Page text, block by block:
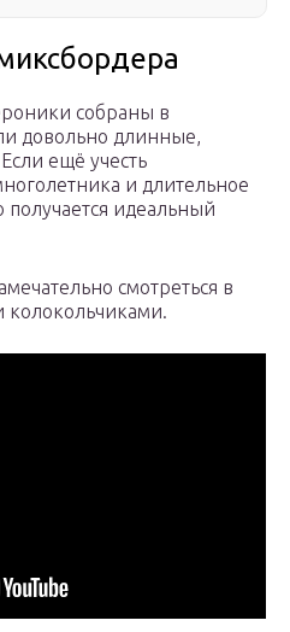
собраны в
довольно длинные,
ещё учесть
и длительное
получается идеальный
смотреться в
колокольчиками.